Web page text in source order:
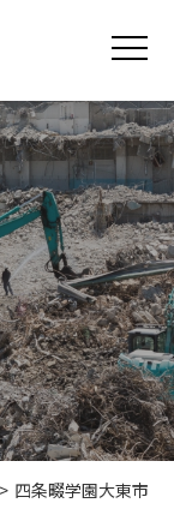
四条畷学園大東市法